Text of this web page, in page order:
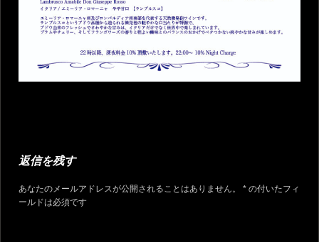
返信を残す
あなたのメールアドレスが公開されることはありません。 * の付いたフィ
ールドは必須です